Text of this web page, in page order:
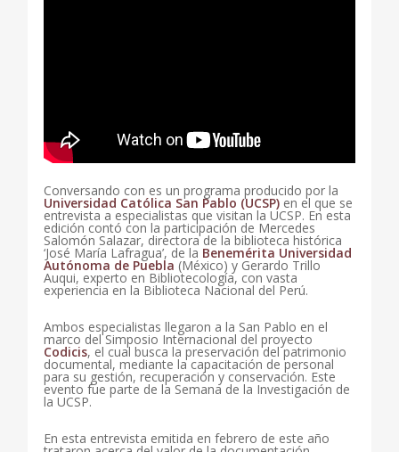
Conversando con es un programa producido por la
Universidad Católica San Pablo (UCSP) en el que se
entrevista a especialistas que visitan la UCSP. En esta
edición contó con la participación de Mercedes
Salomón Salazar, directora de la biblioteca histórica
‘José María Lafragua’, de la Benemérita Universidad
Autónoma de Puebla (México) y Gerardo Trillo
Auqui, experto en Bibliotecología, con vasta
experiencia en la Biblioteca Nacional del Perú.
Ambos especialistas llegaron a la San Pablo en el
marco del Simposio Internacional del proyecto
Codicis, el cual busca la preservación del patrimonio
documental, mediante la capacitación de personal
para su gestión, recuperación y conservación. Este
evento fue parte de la Semana de la Investigación de
la UCSP.
En esta entrevista emitida en febrero de este año